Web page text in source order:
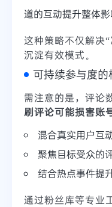
道的互动提升整体影
这种策略不仅解决
沉淀有效模式。
可持续参与度的
需注意的是，评论
刷评论可能损害账
混合真实用户互
聚焦目标受众的
结合热点事件提
通过粉丝库等专业